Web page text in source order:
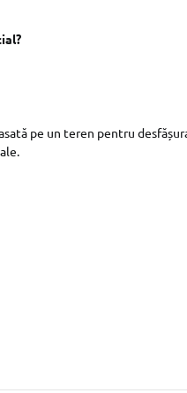
pe un teren pentru